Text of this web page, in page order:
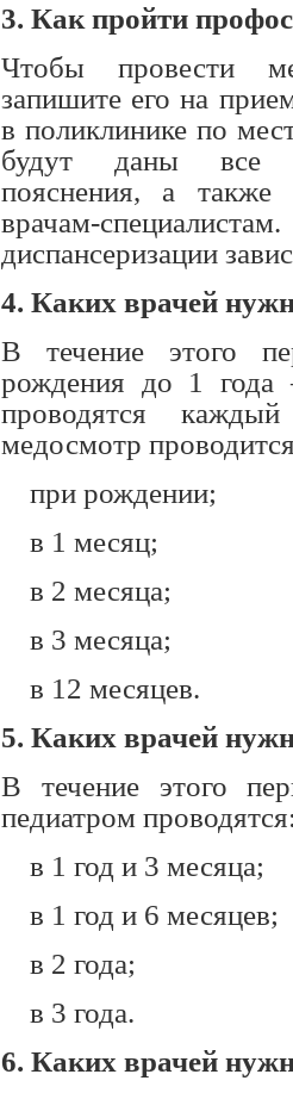
3. Как пройти
Чтобы провести
запишите его на
в поликлинике по
будут даны все
пояснения, а
врачам-
диспансеризации
4. Каких врачей
В течение этого
рождения до 1 года
проводятся
медосмотр
при рождении;
в 1 месяц;
в 2 месяца;
в 3 месяца;
в 12 месяцев.
5. Каких врачей
В течение этого
педиатром
в 1 год и 3 месяца;
в 1 год и 6 месяцев;
в 2 года;
в 3 года.
6. Каких врачей